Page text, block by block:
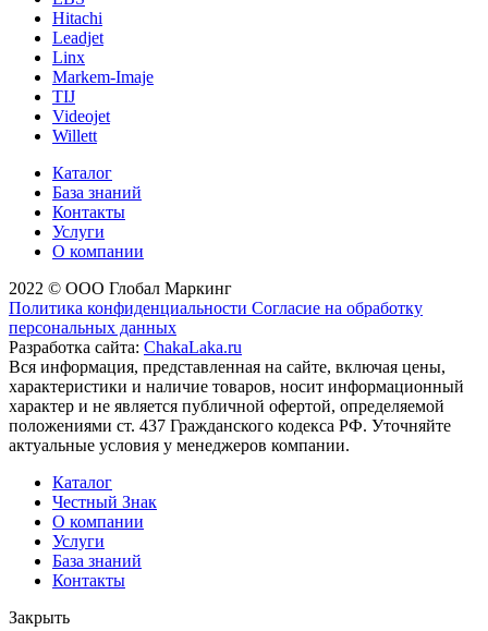
Hitachi
Leadjet
Linx
Markem-Imaje
TIJ
Videojet
Willett
Каталог
База знаний
Контакты
Услуги
О компании
2022 © ООО Глобал Маркинг
Политика конфиденциальности Согласие на обработку
персональных данных
Разработка сайта: ChakaLaka.ru
Вся информация, представленная на сайте, включая цены,
характеристики и наличие товаров, носит информационный
характер и не является публичной офертой, определяемой
положениями ст. 437 Гражданского кодекса РФ. Уточняйте
актуальные условия у менеджеров компании.
Каталог
Честный Знак
О компании
Услуги
База знаний
Контакты
Закрыть